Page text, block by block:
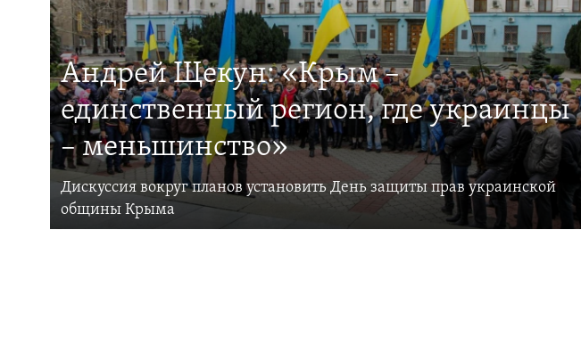
Андрей Щекун: «Крым –
единственный регион, где украинцы
– меньшинство»
Дискуссия вокруг планов установить День защиты прав украинской
общины Крыма